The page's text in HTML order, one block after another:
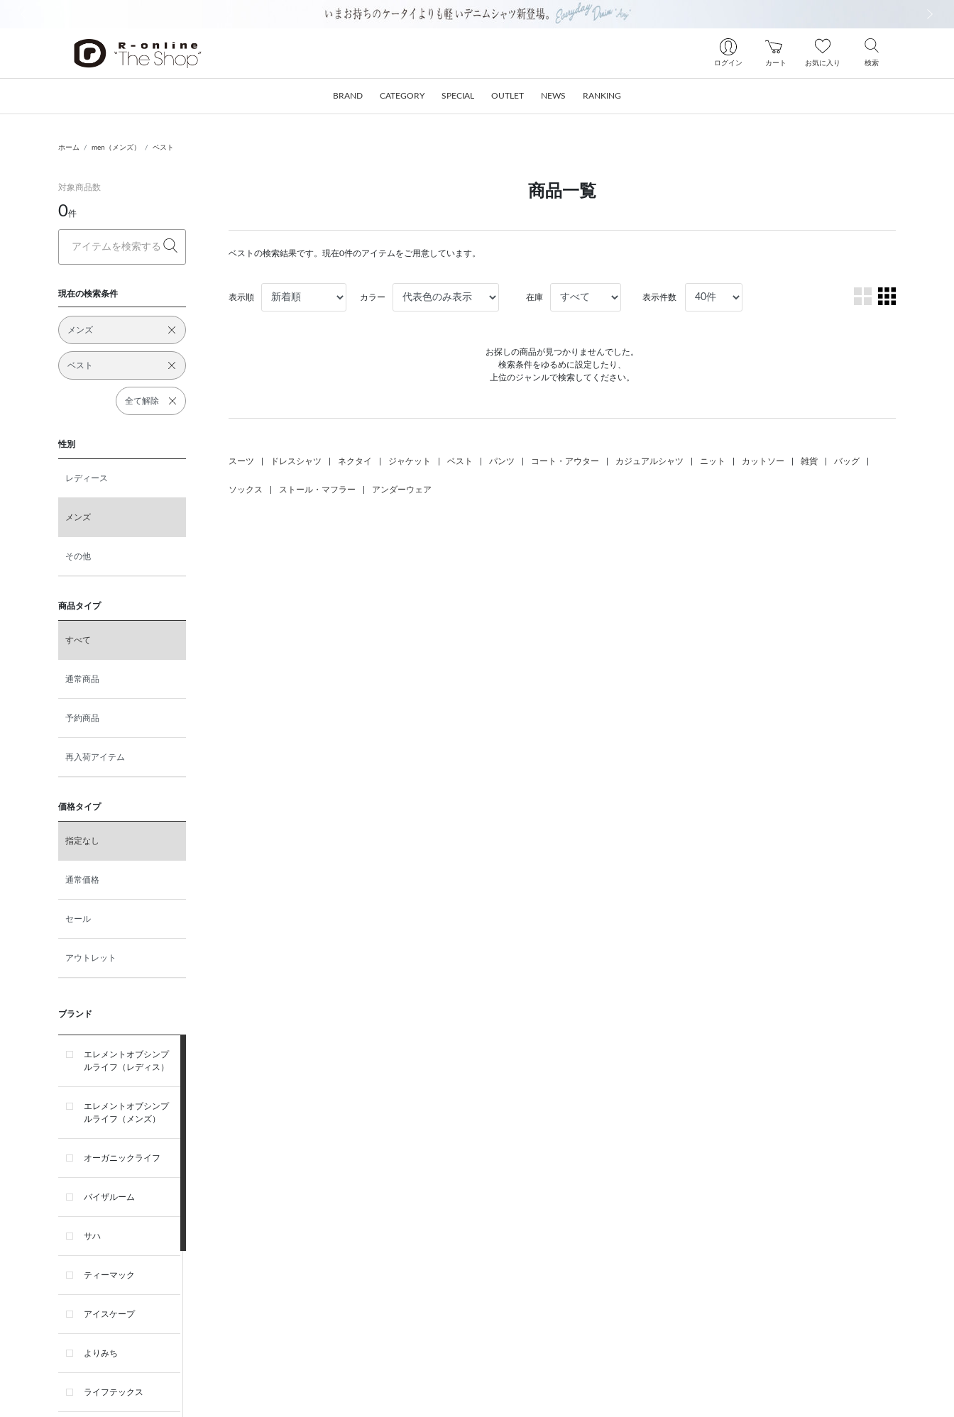
ログイン カート お気に入り 検索
BRAND CATEGORY SPECIAL OUTLET NEWS RANKING
ホーム men（メンズ） ベスト
対象商品数
0件
現在の検索条件
メンズ
ベスト
全て解除
性別
レディース
メンズ
その他
商品タイプ
すべて
通常商品
予約商品
再入荷アイテム
価格タイプ
指定なし
通常価格
セール
アウトレット
ブランド
エレメントオブシンプ
ルライフ（レディス）
エレメントオブシンプ
ルライフ（メンズ）
オーガニックライフ
バイザルーム
サハ
ティーマック
アイスケープ
よりみち
ライフテックス
商品一覧
ベストの検索結果です。現在0件のアイテムをご用意しています。
表示順 カラー 在庫 表示件数
お探しの商品が見つかりませんでした。
検索条件をゆるめに設定したり、
上位のジャンルで検索してください。
スーツ ドレスシャツ ネクタイ ジャケット ベスト パンツ コート・アウター カジュアルシャツ ニット カットソー 雑貨 バッグ
ソックス ストール・マフラー アンダーウェア